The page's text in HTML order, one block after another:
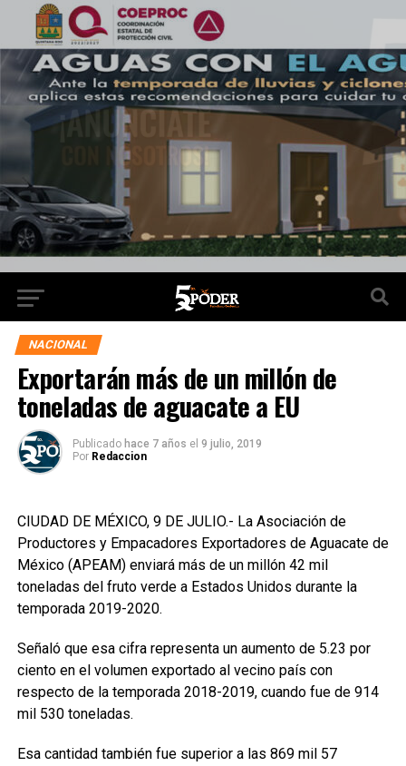
NACIONAL
Exportarán más de un millón de
toneladas de aguacate a EU
Publicado hace 7 años el 9 julio, 2019
Por Redaccion
CIUDAD DE MÉXICO, 9 DE JULIO.- La Asociación de
Productores y Empacadores Exportadores de Aguacate de
México (APEAM) enviará más de un millón 42 mil
toneladas del fruto verde a Estados Unidos durante la
temporada 2019-2020.
Señaló que esa cifra representa un aumento de 5.23 por
ciento en el volumen exportado al vecino país con
respecto de la temporada 2018-2019, cuando fue de 914
mil 530 toneladas.
Esa cantidad también fue superior a las 869 mil 57